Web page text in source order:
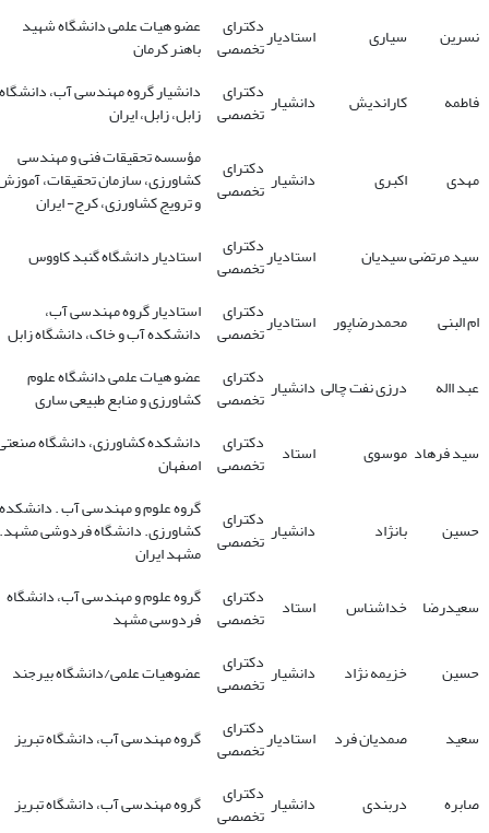
نسرین
سیاری استادیاردکترای
تخصصی
عضو هیات علمی دانشگاه شهید
باهنر کرمان
فاطمه
کاراندیش دانشیار دکترای
تخصصی
دانشیار گروه مهندسی آب، دانشگاه
زابل، زابل، ایران
مهدی اکبری دانشیار دکترای
تخصصی
مؤسسه تحقیقات فنی و مهندسی
کشاورزی، سازمان تحقیقات،
و ترویج کشاورزی، کرج- ایران
سید مرتضیسیدیان استادیاردکترای
تخصصی استادیار دانشگاه گنبد کاووس
ام البنی محمدرضاپور استادیاردکترای
تخصصی
استادیار گروه مهندسی آب،
دانشکده آب و خاک، دانشگاه زابل
عبد االه
درزی نفت چالی دانشیار دکترای
تخصصی
عضو هیات علمی دانشگاه علوم
کشاورزی و منابع طبیعی ساری
سید فرهاد موسوی استاد دکترای
تخصصی
دانشکده کشاورزی، دانشگاه
اصفهان
حسین بانژاد دانشیار دکترای
تخصصی
گروه علوم و مهندسی آب . دانشکده
کشاورزی. دانشگاه فردوشی مشهد.
مشهد ایران
سعیدرضا خداشناس استاد دکترای
تخصصی
گروه علوم و مهندسی آب، دانشگاه
فردوسی مشهد
حسین
خزیمه نژاد دانشیار دکترای
تخصصی عضوهیات علمی/دانشگاه بیرجند
سعید صمدیان فرد استادیاردکترای
تخصصی گروه مهندسی آب، دانشگاه تبریز
صابره دربندی دانشیار دکترای
تخصصی گروه مهندسی آب، دانشگاه تبریز